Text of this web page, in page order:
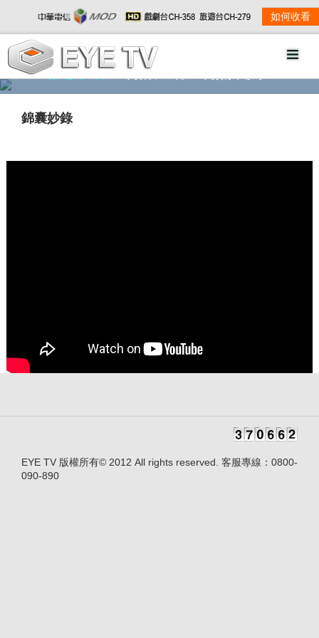
如何收看
精彩影音 劇情大綱
錦囊妙錄
EYE TV 版權所有© 2012 All rights reserved. 客服專線：0800-
090-890